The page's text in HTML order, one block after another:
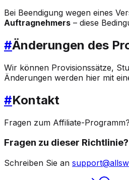
Bei Beendigung wegen eines
Auftragnehmers – diese
#Änderungen des
Wir können Provisionssätze,
Änderungen werden hier mit
#Kontakt
Fragen zum Affiliate-
Fragen zu dieser Richtlinie?
Schreiben Sie an